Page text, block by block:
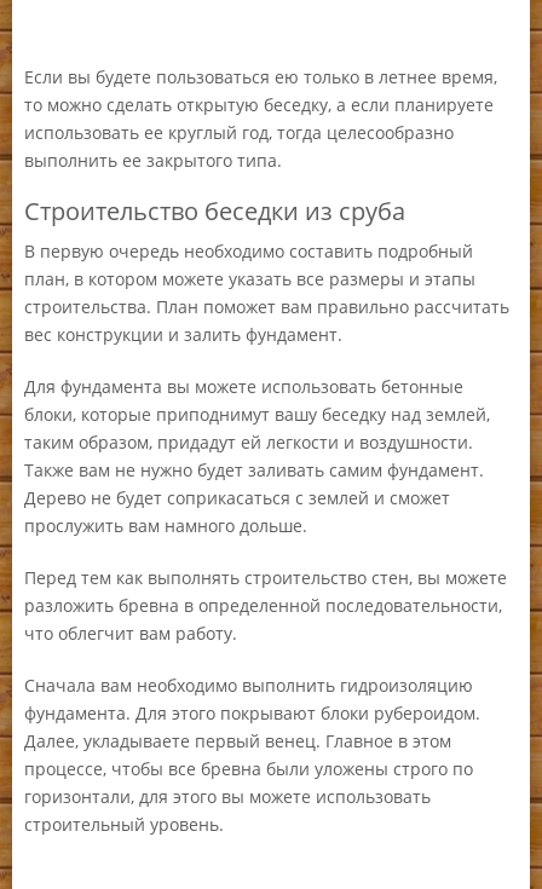
Если вы будете пользоваться ею только в летнее время,
то можно сделать открытую беседку, а если планируете
использовать ее круглый год, тогда целесообразно
выполнить ее закрытого типа.
Строительство беседки из сруба
В первую очередь необходимо составить подробный
план, в котором можете указать все размеры и этапы
строительства. План поможет вам правильно рассчитать
вес конструкции и залить фундамент.
Для фундамента вы можете использовать бетонные
блоки, которые приподнимут вашу беседку над землей,
таким образом, придадут ей легкости и воздушности.
Также вам не нужно будет заливать самим фундамент.
Дерево не будет соприкасаться с землей и сможет
прослужить вам намного дольше.
Перед тем как выполнять строительство стен, вы можете
разложить бревна в определенной последовательности,
что облегчит вам работу.
Сначала вам необходимо выполнить гидроизоляцию
фундамента. Для этого покрывают блоки рубероидом.
Далее, укладываете первый венец. Главное в этом
процессе, чтобы все бревна были уложены строго по
горизонтали, для этого вы можете использовать
строительный уровень.